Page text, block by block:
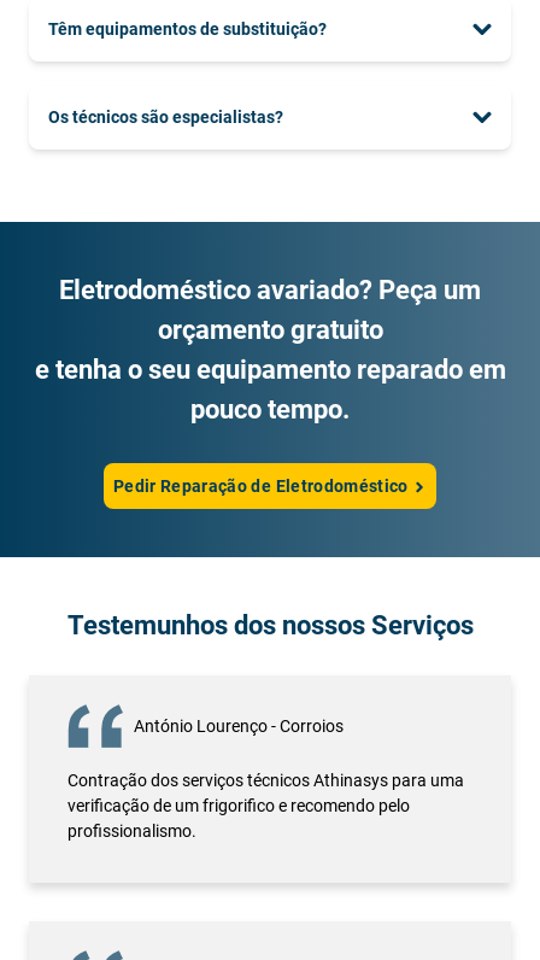
Têm equipamentos de substituição?
Os técnicos são especialistas?
Eletrodoméstico avariado? Peça um
orçamento gratuito
e tenha o seu equipamento reparado em
pouco tempo.
Pedir Reparação de Eletrodoméstico
Testemunhos dos nossos Serviços
António Lourenço - Corroios
Contração dos serviços técnicos Athinasys para uma
verificação de um frigorifico e recomendo pelo
profissionalismo.